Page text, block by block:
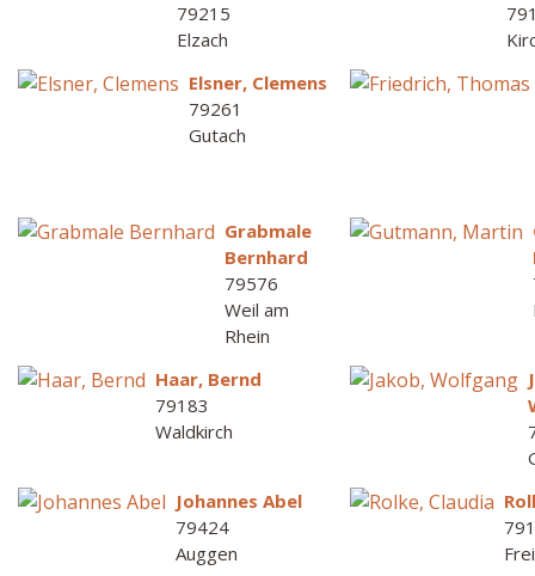
79215
Elzach
Elsner, Clemens
79261
Gutach
Grabmale
Bernhard
79576
Weil am
Rhein
Haar, Bernd
79183
Waldkirch
Johannes Abel
79424
Auggen